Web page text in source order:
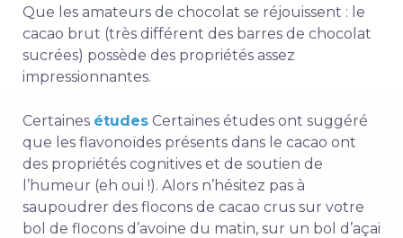
Que les amateurs de chocolat se réjouissent : le
cacao brut (très différent des barres de chocolat
sucrées) possède des propriétés assez
impressionnantes.
Certaines études Certaines études ont suggéré
que les flavonoïdes présents dans le cacao ont
des propriétés cognitives et de soutien de
l’humeur (eh oui !). Alors n’hésitez pas à
saupoudrer des flocons de cacao crus sur votre
bol de flocons d’avoine du matin, sur un bol d’açai